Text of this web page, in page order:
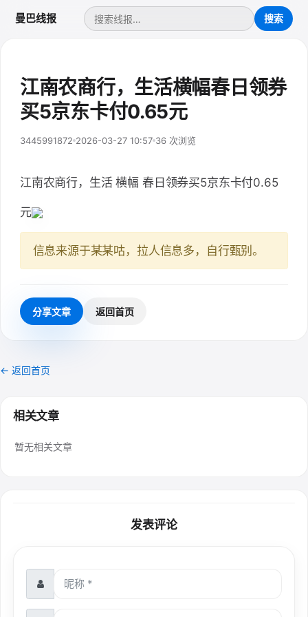
曼巴线报
江南农商行，生活横幅春日领券
买5京东卡付0.65元
3445991872 2026-03-27 10:57 36 次浏览
江南农商行，生活 横幅 春日领券买5京东卡付0.65
元
信息来源于某某咕，拉人信息多，自行甄别。
分享文章 返回首页
← 返回首页
相关文章
暂无相关文章
发表评论